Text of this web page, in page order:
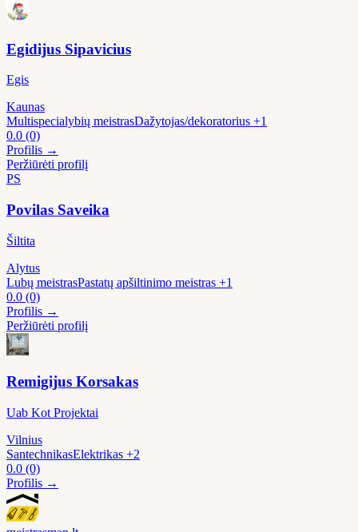
Egidijus Sipavicius
Egis
Kaunas
Multispecialybių meistrasDažytojas/dekoratorius +1
0.0 (0)
Profilis →
Peržiūrėti profilį
PS
Povilas Saveika
Šiltita
Alytus
Lubų meistrasPastatų apšiltinimo meistras +1
0.0 (0)
Profilis →
Peržiūrėti profilį
Remigijus Korsakas
Uab Kot Projektai
Vilnius
SantechnikasElektrikas +2
0.0 (0)
Profilis →